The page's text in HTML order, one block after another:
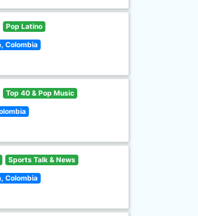
Pop Latino
Colombia
Top 40 & Pop Music
Sports Talk & News
Colombia